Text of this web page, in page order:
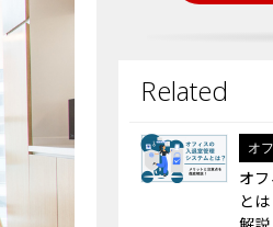
オ
オ
と